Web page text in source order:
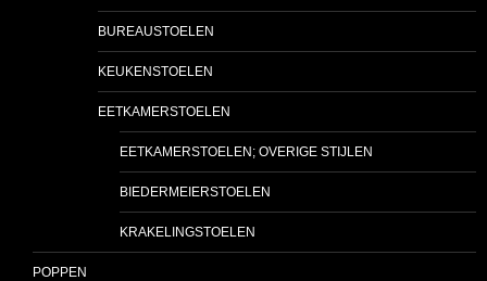
BUREAUSTOELEN
KEUKENSTOELEN
EETKAMERSTOELEN
EETKAMERSTOELEN; OVERIGE STIJLEN
BIEDERMEIERSTOELEN
KRAKELINGSTOELEN
POPPEN